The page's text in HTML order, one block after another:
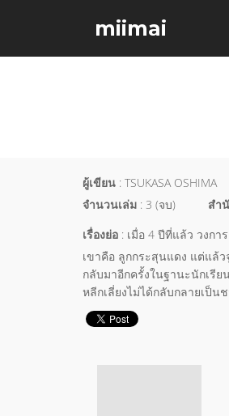
miimai
ผู้เขียน : TSUKASA OSHIMA
จำนวนเล่ม : 3 (จบ) สำ
เรื่องย่อ : เมื่อ 4 ปีที่แล้ว วงก
เขาคือ ลูกกระสุนแดง แต่แล้
กลับมาอีกครั้งในฐานะนักเรี
หลีกเลี่ยงไม่ได้กลับกลายเป็น